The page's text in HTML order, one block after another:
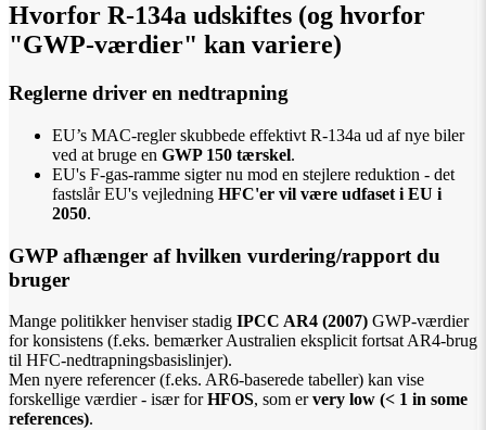
Hvorfor R-134a udskiftes (og hvorfor
"GWP-værdier" kan variere)
Reglerne driver en nedtrapning
EU’s MAC-regler skubbede effektivt R-134a ud af nye biler
ved at bruge en GWP 150 tærskel.
EU's F-gas-ramme sigter nu mod en stejlere reduktion - det
fastslår EU's vejledning HFC'er vil være udfaset i EU i
2050.
GWP afhænger af hvilken vurdering/rapport du
bruger
Mange politikker henviser stadig IPCC AR4 (2007) GWP-værdier
for konsistens (f.eks. bemærker Australien eksplicit fortsat AR4-brug
til HFC-nedtrapningsbasislinjer).
Men nyere referencer (f.eks. AR6-baserede tabeller) kan vise
forskellige værdier - især forHFOS, som ervery low (< 1 in some
references).